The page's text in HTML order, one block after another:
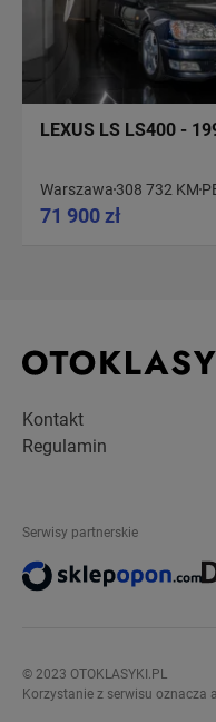
LEXUS LS LS400 -
Warszawa 308 732 KM
71 900 zł
Kontakt
Regulamin
Serwisy partnerskie
© 2023 OTOKLASYKI.PL
Korzystanie z serwisu oznacza